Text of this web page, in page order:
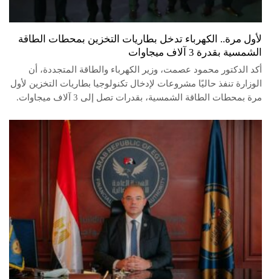
لأول مرة.. الكهرباء تدخل بطاريات التخزين بمحطات الطاقة
الشمسية بقدرة 3 آلاف ميجاوات
أكد الدكتور محمود عصمت، وزير الكهرباء والطاقة المتجددة، أن
الوزارة تنفذ حاليًا مشروعات لإدخال تكنولوجيا بطاريات التخزين لأول
مرة بمحطات الطاقة الشمسية، بقدرات تصل إلى 3 آلاف ميجاوات.